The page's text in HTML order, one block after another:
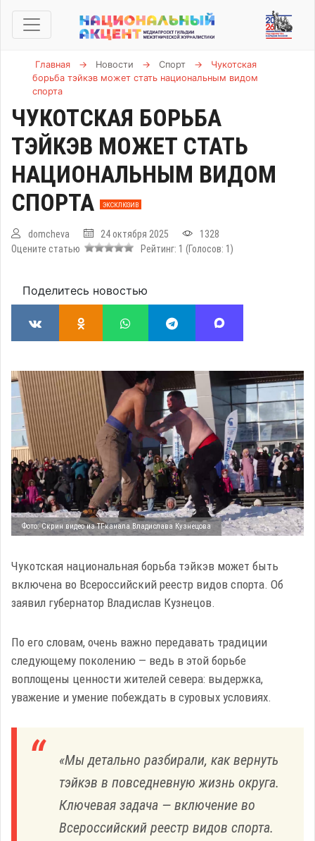
Главная → Новости → Спорт →
Чукотская
борьба тэйкэв может стать национальным видом
спорта
ЧУКОТСКАЯ БОРЬБА
ТЭЙКЭВ МОЖЕТ СТАТЬ
НАЦИОНАЛЬНЫМ ВИДОМ
СПОРТА
ЭКСКЛЮЗИВ
domcheva 24 октября 2025
1328
Оцените статью
Рейтинг: 1 (Голосов: 1 )
Поделитесь новостью
Фото: Скрин видео из ТГ-канала Владислава Кузнецова
Чукотская национальная борьба тэйкэв может быть
включена во Всероссийский реестр видов спорта. Об
заявил губернатор Владислав Кузнецов.
По его словам, очень важно передавать традиции
следующему поколению — ведь в этой борьбе
воплощены ценности жителей севера: выдержка,
уважение и умение побеждать в суровых условиях.
«Мы детально разбирали, как вернуть
тэйкэв в повседневную жизнь округа.
Ключевая задача — включение во
Всероссийский реестр видов спорта.